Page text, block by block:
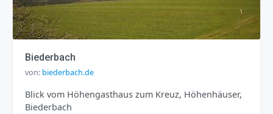
Biederbach
von: biederbach.de
Blick vom Höhengasthaus zum Kreuz, Höhenhäuser,
Biederbach